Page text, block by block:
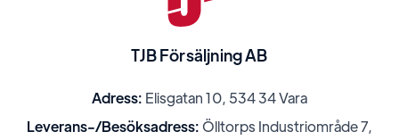
TJB Försäljning AB
Adress: Elisgatan 10, 534 34 Vara
Leverans-/Besöksadress: Ölltorps Industriområde 7,